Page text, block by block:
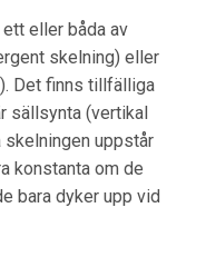
eller båda av
skelning) eller
Det finns tillfälliga
sällsynta (vertikal
skelningen uppstår
konstanta om de
bara dyker upp vid